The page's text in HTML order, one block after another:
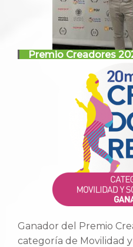
Premio Creadores
Ganador del Premio
categoría de Movilidad